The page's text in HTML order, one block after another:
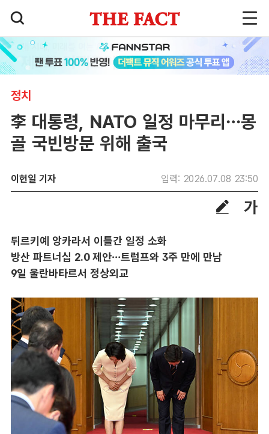
정치
李 대통령, NATO 일정 마무리…몽
골 국빈방문 위해 출국
이헌일 기자 입력: 2026.07.08 23:50
튀르키예 앙카라서 이틀간 일정 소화
방산 파트너십 2.0 제안…트럼프와 3주 만에 만남
9일 울란바타르서 정상외교